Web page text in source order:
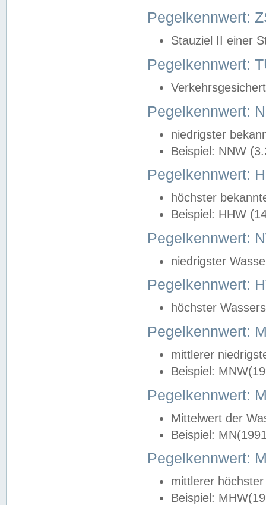
Pegelkennwert:
Stauziel II einer
Pegelkennwert:
Pegelkennwert:
niedrigster
Beispiel: NNW
Pegelkennwert:
höchster
Beispiel: HHW
Pegelkennwert:
niedrigster
Pegelkennwert:
höchster
Pegelkennwert:
mittlerer
Beispiel:
Pegelkennwert:
Mittelwert der
Beispiel:
Pegelkennwert:
mittlerer
Beispiel: